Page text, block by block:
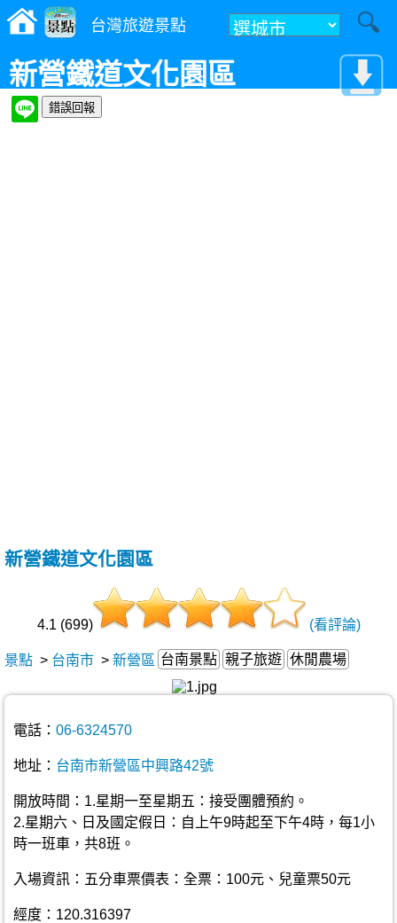
台灣旅遊景點
新營鐵道文化園區
新營鐵道文化園區
4.1 (699) (看評論)
景點 > 台南市 > 新營區 台南景點 親子旅遊 休閒農場
電話： 06-6324570
地址： 台南市新營區中興路42號
開放時間：1.星期一至星期五：接受團體預約。
2.星期六、日及國定假日：自上午9時起至下午4時，每1小
時一班車，共8班。
入場資訊：五分車票價表：全票：100元、兒童票50元
經度：120.316397